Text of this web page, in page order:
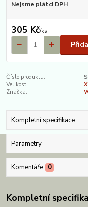
Nejsme plátci DPH
305 Kč/ks
Číslo produktu:
Velikost:
Značka:
Kompletní specifikace
Parametry
Komentáře 0
Kompletní